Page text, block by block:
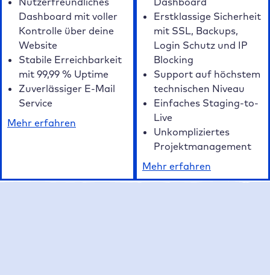
Dashboard mit voller
Kontrolle über deine
Website
Stabile Erreichbarkeit
mit 99,99 % Uptime
Zuverlässiger E-Mail
Service
Mehr erfahren
Erstklassige Sicherheit
mit SSL, Backups,
Login Schutz und IP
Blocking
Support auf höchstem
technischen Niveau
Einfaches Staging-to-
Live
Unkompliziertes
Projektmanagement
Mehr erfahren